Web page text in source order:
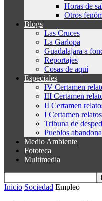
Horas de
Otros
Blogs
Las Cruces
La Garlopa
Guadalajara a
Reportajes
Cosas de aquí
Especiales
IV Certamen
III Certamen
II Certamen
I Certamen
Tribuna de
Pueblos
Medio Ambiente
Fototeca
Multimedia
Inicio Sociedad Empleo